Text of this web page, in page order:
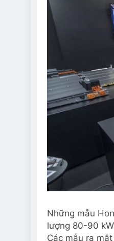
Những mẫu
lượng 80-90
Các mẫu ra